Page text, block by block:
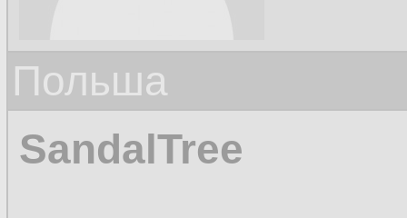
Польша
SandalTree